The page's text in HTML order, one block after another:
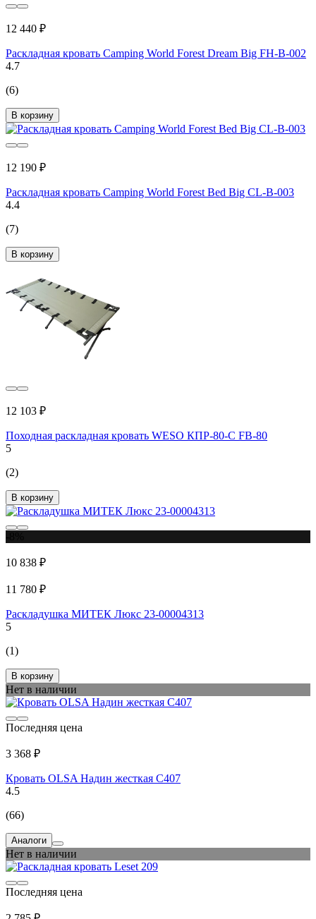
12 440 ₽
Раскладная кровать Camping World Forest Dream Big FH-B-002
4.7
(6)
В корзину
12 190 ₽
Раскладная кровать Camping World Forest Bed Big CL-B-003
4.4
(7)
В корзину
12 103 ₽
Походная раскладная кровать WESO КПР-80-C FB-80
5
(2)
В корзину
10 838 ₽
11 780 ₽
Раскладушка МИТЕК Люкс 23-00004313
5
(1)
В корзину
Нет в наличии
Последняя цена
3 368 ₽
Кровать OLSA Надин жесткая С407
4.5
(66)
Аналоги
Нет в наличии
Последняя цена